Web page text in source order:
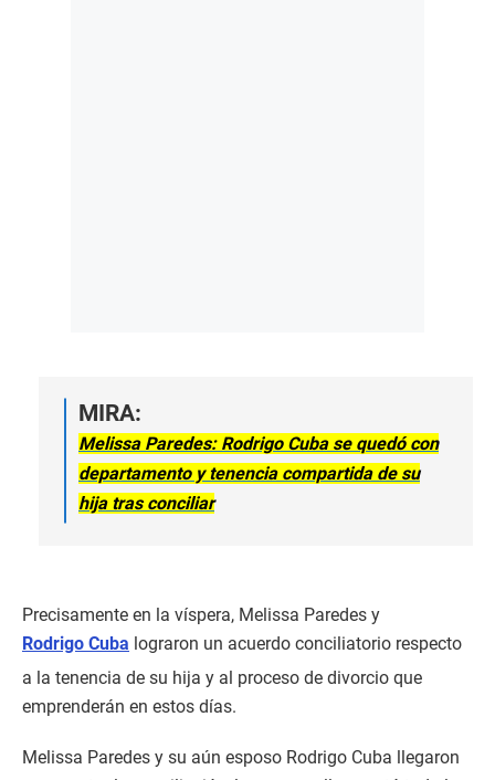
MIRA:
Melissa Paredes: Rodrigo Cuba se quedó con
departamento y tenencia compartida de su
hija tras conciliar
Precisamente en la víspera, Melissa Paredes y
Rodrigo Cuba lograron un acuerdo conciliatorio respecto
a la tenencia de su hija y al proceso de divorcio que
emprenderán en estos días.
Melissa Paredes y su aún esposo Rodrigo Cuba llegaron